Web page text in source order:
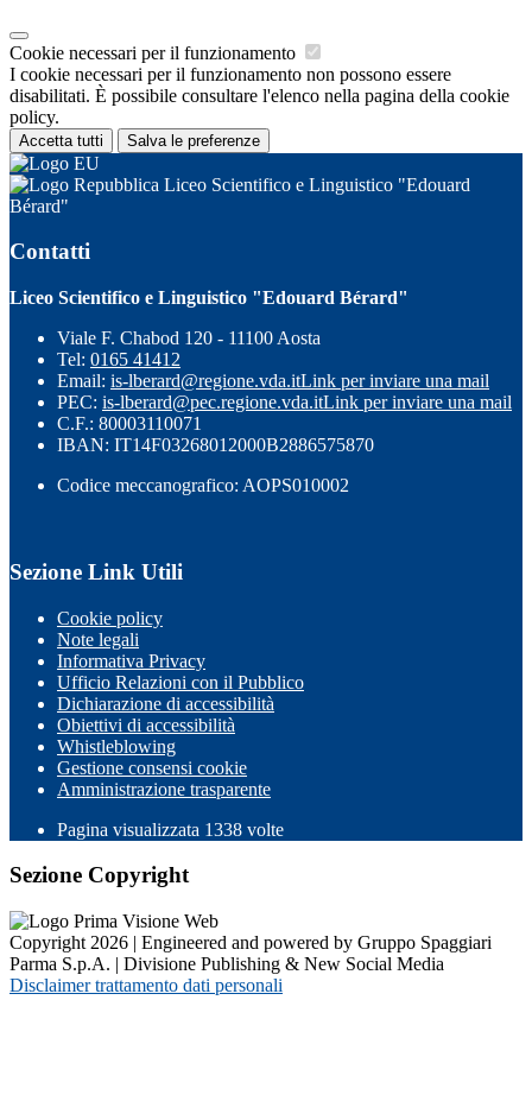
Cookie necessari per il funzionamento
I cookie necessari per il funzionamento non possono essere
disabilitati. È possibile consultare l'elenco nella pagina della cookie
policy.
Accetta tutti Salva le preferenze
Liceo Scientifico e Linguistico "Edouard
Bérard"
Contatti
Liceo Scientifico e Linguistico "Edouard Bérard"
Viale F. Chabod 120 - 11100 Aosta
Tel: 0165 41412
Email: is-lberard@regione.vda.itLink per inviare una mail
PEC: is-lberard@pec.regione.vda.itLink per inviare una mail
C.F.: 80003110071
IBAN: IT14F03268012000B2886575870
Codice meccanografico: AOPS010002
Sezione Link Utili
Cookie policy
Note legali
Informativa Privacy
Ufficio Relazioni con il Pubblico
Dichiarazione di accessibilità
Obiettivi di accessibilità
Whistleblowing
Gestione consensi cookie
Amministrazione trasparente
Pagina visualizzata 1338 volte
Sezione Copyright
Copyright 2026 | Engineered and powered by Gruppo Spaggiari
Parma S.p.A. | Divisione Publishing & New Social Media
Disclaimer trattamento dati personali